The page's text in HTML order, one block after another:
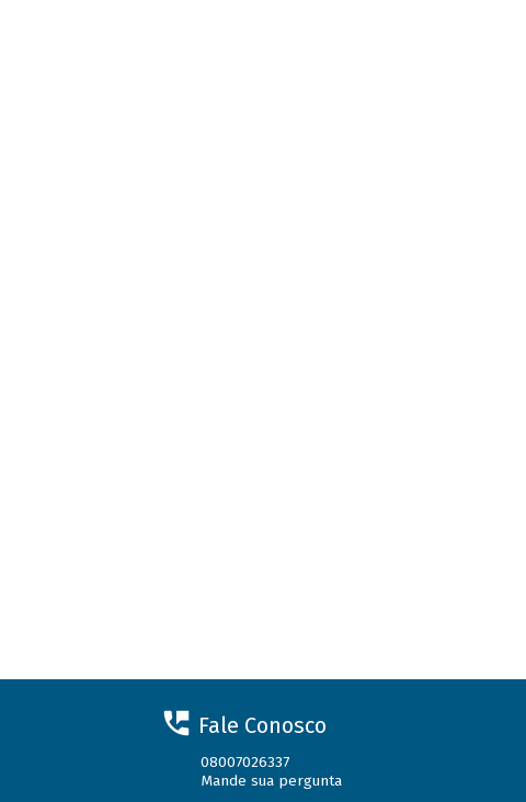
Fale Conosco
08007026337
Mande sua pergunta